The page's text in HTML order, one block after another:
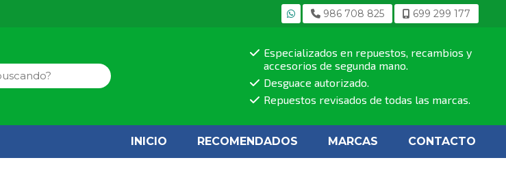
986 708 825 699 299 177
Especializados en repuestos, recambios y
accesorios de segunda mano.
Desguace autorizado.
Repuestos revisados de todas las marcas.
INICIO RECOMENDADOS MARCAS CONTACTO